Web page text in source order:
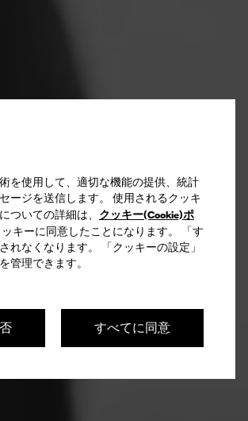
を使用して、適切な機能の提供、統計
ージを送信します。 使用されるクッキ
いての詳細は、 クッキー(Cookie)ポ
キーに同意したことになります。 「す
なくなります。 「クッキーの設定」
管理できます。
すべてに同意